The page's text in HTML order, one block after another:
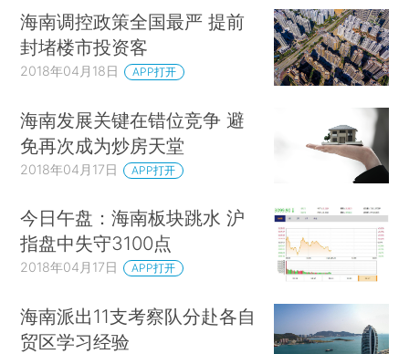
海南调控政策全国最严 提前
封堵楼市投资客
2018年04月18日 APP打开
海南发展关键在错位竞争 避
免再次成为炒房天堂
2018年04月17日 APP打开
今日午盘：海南板块跳水 沪
指盘中失守3100点
2018年04月17日 APP打开
海南派出11支考察队分赴各自
贸区学习经验